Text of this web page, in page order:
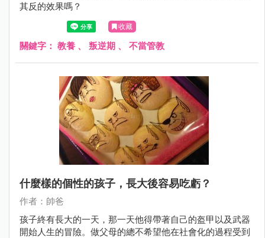
其反的效果嗎？
收藏
關鍵字： 教養 、 叛逆期 、 不當管教
什麼樣的個性的孩子，長大後容易吃虧？
作者：帥爸
孩子終有長大的一天，那一天他得帶著自己的盔甲以及武器
開始人生的冒險。做父母的總不希望他在社會化的過程受到